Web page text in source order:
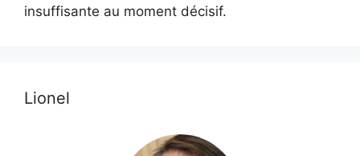
insuffisante au moment décisif.
Lionel